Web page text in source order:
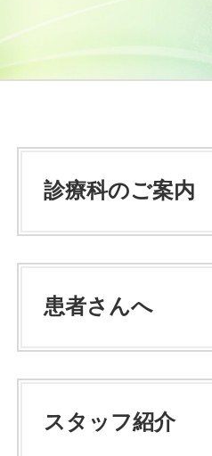
診療科のご案内
患者さんへ
スタッフ紹介